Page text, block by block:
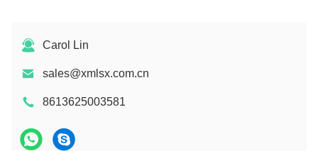
Carol Lin
sales@xmlsx.com.cn
8613625003581